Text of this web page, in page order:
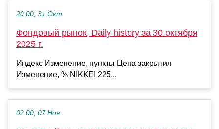
20:00, 31 Окт
Фондовый рынок, Daily history за 30 октября
2025 г.
Индекс Изменение, пункты Цена закрытия
Изменение, % NIKKEI 225...
02:00, 07 Ноя